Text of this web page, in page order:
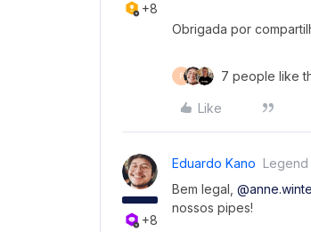
+8
Obrigada por
F 7 people like
Like
+8
Eduardo Kano Legend
Bem legal,
nossos pipes!